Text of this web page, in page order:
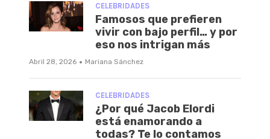
CELEBRIDADES
Famosos que prefieren
vivir con bajo perfil… y por
eso nos intrigan más
Abril 28, 2026 · Mariana Sánchez
CELEBRIDADES
¿Por qué Jacob Elordi
está enamorando a
todas? Te lo contamos